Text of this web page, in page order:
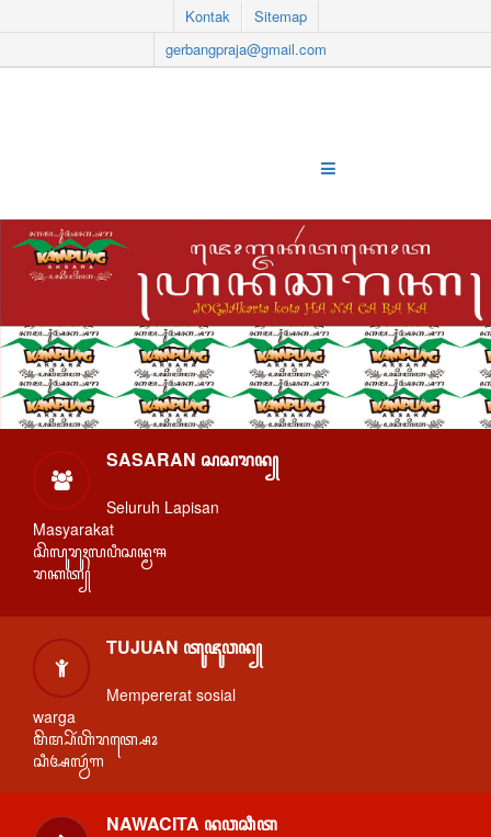
Kontak
Sitemap
gerbangpraja@gmail.com
SASARAN ꦱꦱꦫꦤ꧀
Seluruh Lapisan
Masyarakat
ꦱꦼꦭꦸꦫꦸꦃꦭꦥꦶꦱꦤ꧀ꦩꦯ
ꦫꦏꦠ꧀
TUJUAN ꦠꦸꦗꦸꦮꦤ꧀
Mempererat sosial
warga
ꦩꦼꦩ꧀ꦥꦼꦂꦲꦼꦫꦠ꧀ꦱꦺꦴ
ꦱꦶꦄꦭ꧀ꦮꦂꦒ
NAWACITA ꦤꦮꦕꦶꦠ